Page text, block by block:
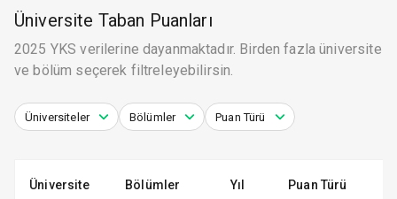
Üniversite Taban Puanları
2025 YKS verilerine dayanmaktadır. Birden fazla üniversite
ve bölüm seçerek filtreleyebilirsin.
Üniversiteler Bölümler Puan Türü
Üniversite Bölümler Yıl Puan Türü